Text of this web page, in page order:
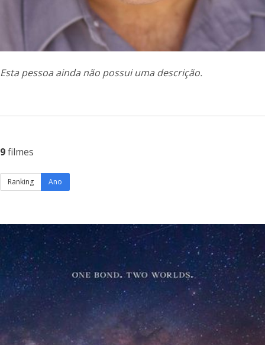
Esta pessoa ainda não possui uma descrição.
9filmes
Ranking Ano